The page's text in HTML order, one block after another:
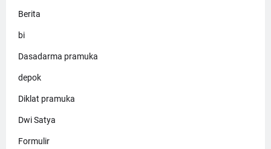
Berita
bi
Dasadarma pramuka
depok
Diklat pramuka
Dwi Satya
Formulir